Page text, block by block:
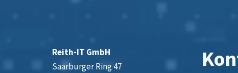
Reith-IT GmbH
Saarburger Ring 47